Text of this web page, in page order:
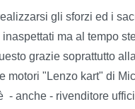
gli sforzi ed i
ma al tempo
grazie soprattutto
motori "Lenzo kart" di
- anche - rivenditore